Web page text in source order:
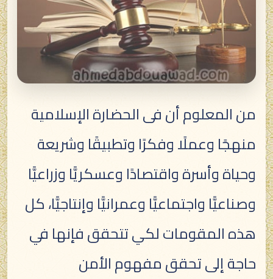
من المعلوم أن فى الحضارة الإسلامية
منهجًا وعملًا وفكرًا وتطبيقًا وشريعة
وحياة وأسرة واقتصادًا وعسكريًّا وزراعيًّا
وصناعيًّا واجتماعيًّا وعمرانيًّا وإنتاجيًّا، كل
هذه المقومات لكي تتحقق فإنها في
حاجة إلى تحقق مفهوم الأمن